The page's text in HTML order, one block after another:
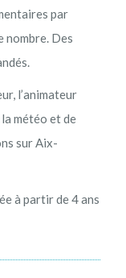
par
nombre. Des
l’animateur
météo et de
sur Aix-
à partir de 4 ans